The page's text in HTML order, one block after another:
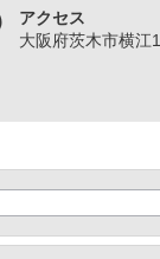
アクセス
大阪府茨木市横江